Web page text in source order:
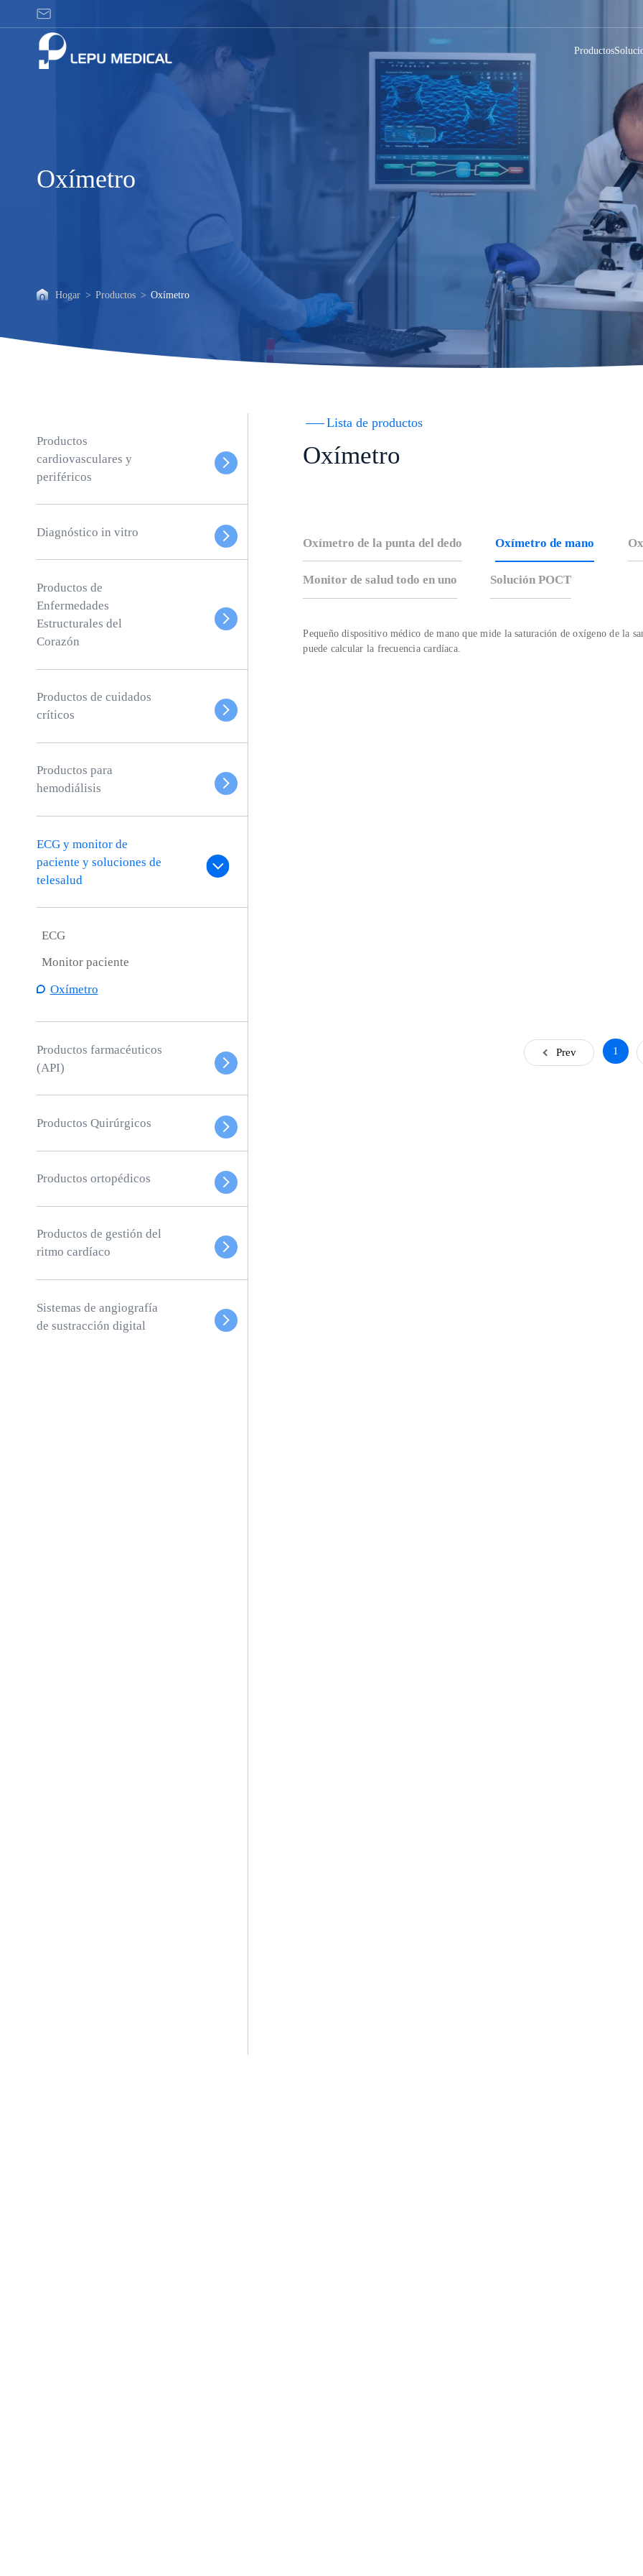
Oxímetro
Productos
Oxímetro
Hogar > Productos > Oxímetro
Productos
cardiovasculares y
periféricos
Diagnóstico in vitro
Productos de
Enfermedades
Estructurales del
Corazón
Productos de cuidados
críticos
Productos para
hemodiálisis
ECG y monitor de
paciente y soluciones de
telesalud
ECG
Monitor paciente
Oxímetro
Productos farmacéuticos
(API)
Productos Quirúrgicos
Productos ortopédicos
Productos de gestión del
ritmo cardíaco
Sistemas de angiografía
de sustracción digital
Lista de productos
Oxímetro
Oxímetro de la punta del dedo Oxímetro de mano
Monitor de salud todo en uno Solución POCT
Pequeño dispositivo médico de mano que mide la saturación de oxígeno de la
puede calcular la frecuencia cardíaca.
Prev 1